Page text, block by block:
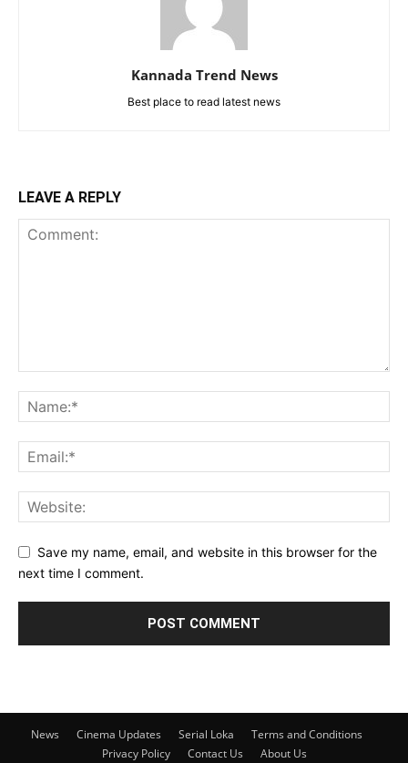
Kannada Trend News
Best place to read latest news
LEAVE A REPLY
Save my name, email, and website in this browser for the
next time I comment.
News Cinema Updates Serial Loka
Terms and Conditions
Privacy Policy
Contact Us About Us